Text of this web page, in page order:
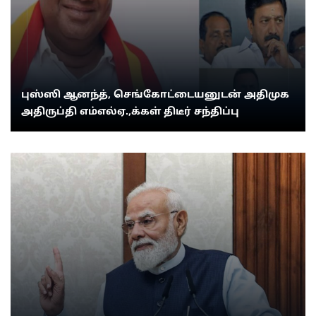
புஸ்ஸி ஆனந்த், செங்கோட்டையனுடன் அதிமுக
அதிருப்தி எம்எல்ஏ.,க்கள் திடீர் சந்திப்பு